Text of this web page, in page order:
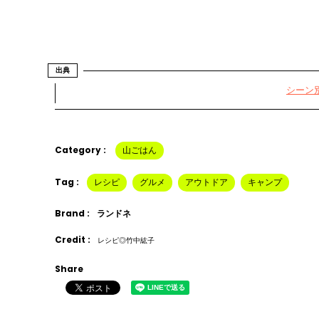
出典
シーン
Category : 山ごはん
Tag : レシピ グルメ アウトドア キャンプ
Brand : ランドネ
Credit : レシピ◎竹中紘子
Share